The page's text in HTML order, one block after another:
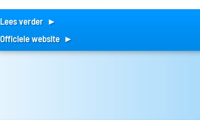
Lees verder ►
Officiele website ►